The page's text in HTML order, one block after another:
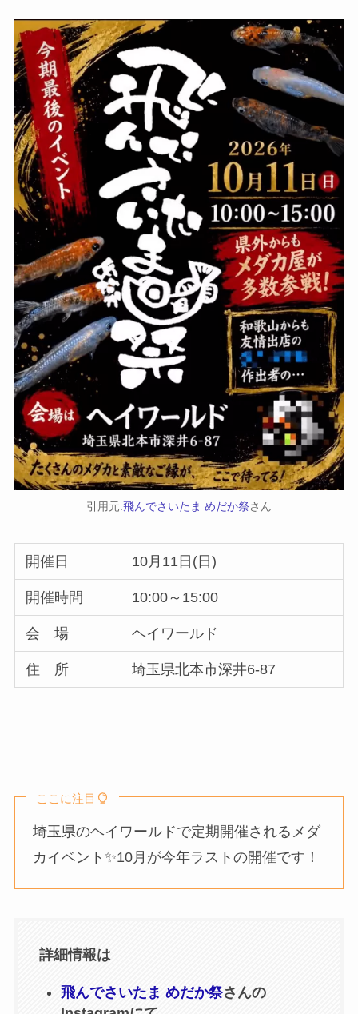
引用元:飛んでさいたま めだか祭さん
開催日 10月11日(日)
開催時間 10:00～15:00
会 場 ヘイワールド
住 所 埼玉県北本市深井6-87
ここに注目
埼玉県のヘイワールドで定期開催されるメダ
カイベント✨️⁡10月が今年ラストの開催です！
詳細情報は
飛んでさいたま めだか祭さんの